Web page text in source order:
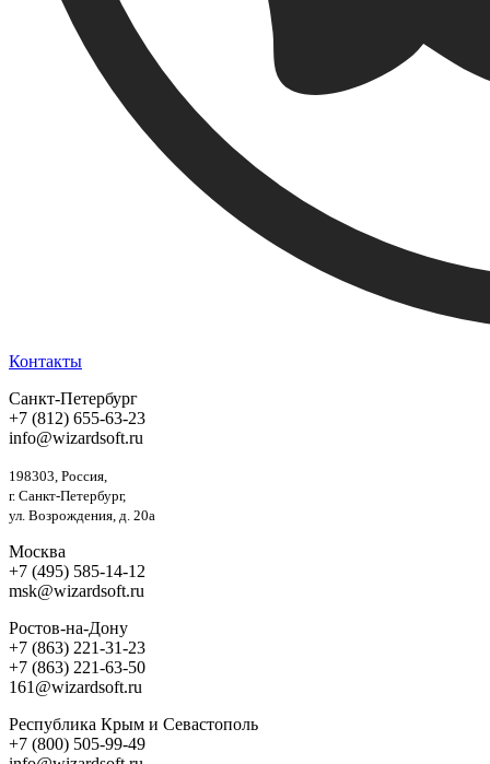
Контакты
Санкт-Петербург
+7 (812) 655-63-23
info@wizardsoft.ru
198303, Россия,
г. Санкт-Петербург,
ул. Возрождения, д. 20а
Москва
+7 (495) 585-14-12
msk@wizardsoft.ru
Ростов-на-Дону
+7 (863) 221-31-23
+7 (863) 221-63-50
161@wizardsoft.ru
Республика Крым и Севастополь
+7 (800) 505-99-49